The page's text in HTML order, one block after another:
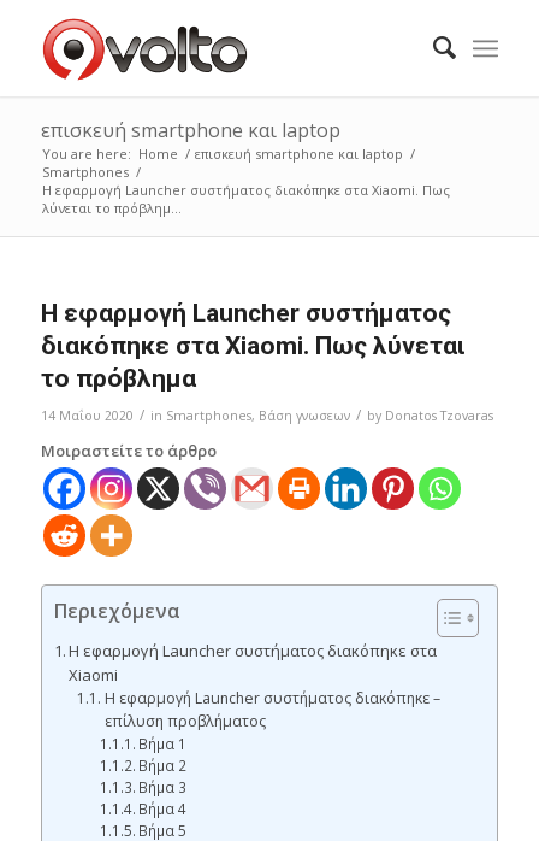
επισκευή smartphone και laptop
You are here: Home / επισκευή smartphone και laptop /
Smartphones /
Η εφαρμογή Launcher συστήματος διακόπηκε στα Xiaomi. Πως
λύνεται το πρόβλημ...
Η εφαρμογή Launcher συστήματος
διακόπηκε στα Xiaomi. Πως λύνεται
το πρόβλημα
14 Μαΐου 2020 / in Smartphones, Bάση γνωσεων / by Donatos Tzovaras
Μοιραστείτε το άρθρο
Περιεχόμενα
Η εφαρμογή Launcher συστήματος διακόπηκε στα
Xiaomi
Η εφαρμογή Launcher συστήματος διακόπηκε –
επίλυση προβλήματος
Βήμα 1
Βήμα 2
Βήμα 3
Βήμα 4
Βήμα 5